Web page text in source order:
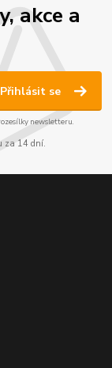
akce a
Přihlásit se
newsletteru.
za 14 dní.